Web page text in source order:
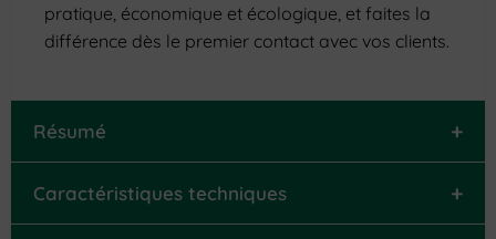
pratique, économique et écologique, et faites la
différence dès le premier contact avec vos clients.
Résumé +
Caractéristiques techniques +